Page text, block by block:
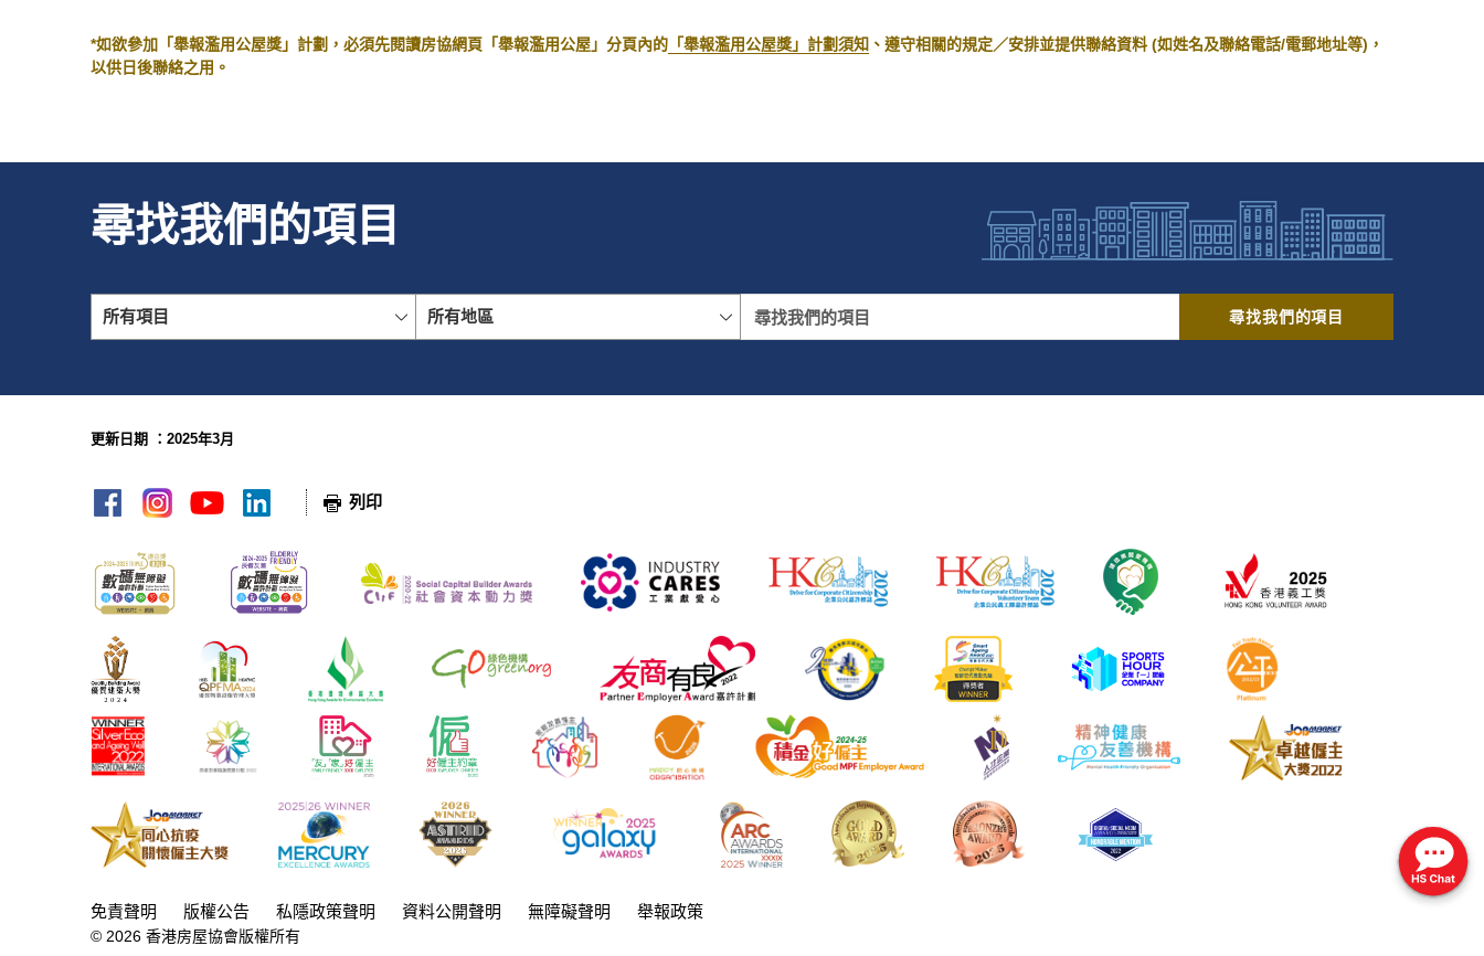
*如欲參加「舉報濫用公屋獎」計劃，必須先閱讀房協網頁「舉報濫用公屋」分頁內的 「舉報濫用公屋獎」計劃須知 、遵守相關的規定／安排並提供聯絡資料 (如姓名及聯絡電話/電郵地址等)，
以供日後聯絡之用。
尋找我們的項目
所有項目 所有地區 尋找我們的項目
更新日期 ：2025年3月
列印
免責聲明 版權公告 私隱政策聲明 資料公開聲明 無障礙聲明 舉報政策
© 2026 香港房屋協會版權所有